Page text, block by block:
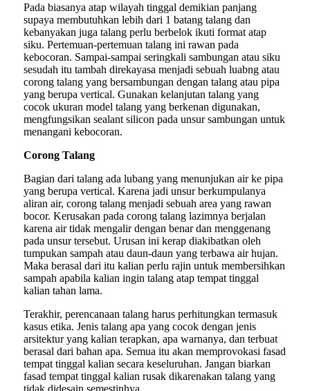
Pada biasanya atap wilayah tinggal demikian panjang
supaya membutuhkan lebih dari 1 batang talang dan
kebanyakan juga talang perlu berbelok ikuti format atap
siku. Pertemuan-pertemuan talang ini rawan pada
kebocoran. Sampai-sampai seringkali sambungan atau siku
sesudah itu tambah direkayasa menjadi sebuah luabng atau
corong talang yang bersambungan dengan talang atau pipa
yang berupa vertical. Gunakan kelanjutan talang yang
cocok ukuran model talang yang berkenan digunakan,
mengfungsikan sealant silicon pada unsur sambungan untuk
menangani kebocoran.
Corong Talang
Bagian dari talang ada lubang yang menunjukan air ke pipa
yang berupa vertical. Karena jadi unsur berkumpulanya
aliran air, corong talang menjadi sebuah area yang rawan
bocor. Kerusakan pada corong talang lazimnya berjalan
karena air tidak mengalir dengan benar dan menggenang
pada unsur tersebut. Urusan ini kerap diakibatkan oleh
tumpukan sampah atau daun-daun yang terbawa air hujan.
Maka berasal dari itu kalian perlu rajin untuk membersihkan
sampah apabila kalian ingin talang atap tempat tinggal
kalian tahan lama.
Terakhir, perencanaan talang harus perhitungkan termasuk
kasus etika. Jenis talang apa yang cocok dengan jenis
arsitektur yang kalian terapkan, apa warnanya, dan terbuat
berasal dari bahan apa. Semua itu akan memprovokasi fasad
tempat tinggal kalian secara keseluruhan. Jangan biarkan
fasad tempat tinggal kalian rusak dikarenakan talang yang
tidak didesain semestinhya.